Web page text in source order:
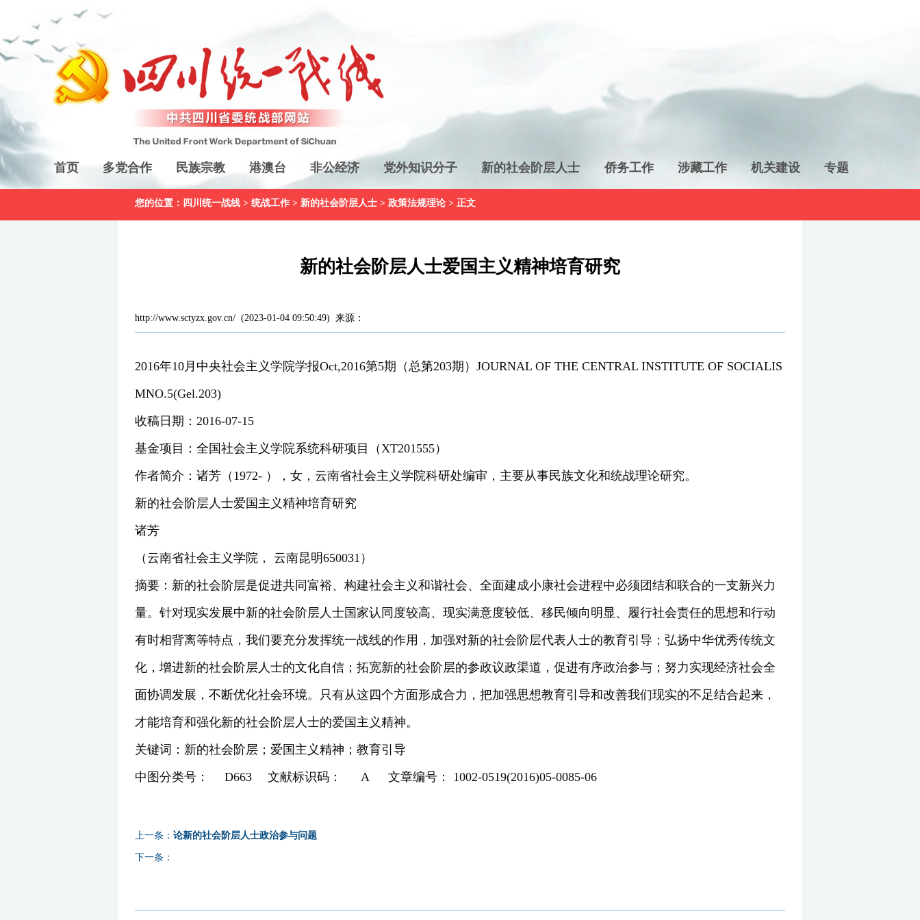
首页 多党合作 民族宗教 港澳台 非公经济 党外知识分子 新的社会阶层人士 侨务工作 涉藏工作 机关建设 专题
您的位置： 四川统一战线 > 统战工作 > 新的社会阶层人士 > 政策法规理论 > 正文
新的社会阶层人士爱国主义精神培育研究
http://www.sctyzx.gov.cn/ (2023-01-04 09:50:49) 来源：
2016年10月中央社会主义学院学报Oct,2016第5期（总第203期）JOURNAL OF THE CENTRAL INSTITUTE OF SOCIALIS
MNO.5(Gel.203)
收稿日期：2016-07-15
基金项目：全国社会主义学院系统科研项目（XT201555）
作者简介：诸芳（1972- ），女，云南省社会主义学院科研处编审，主要从事民族文化和统战理论研究。
新的社会阶层人士爱国主义精神培育研究
诸芳
（云南省社会主义学院， 云南昆明650031）
摘要：新的社会阶层是促进共同富裕、构建社会主义和谐社会、全面建成小康社会进程中必须团结和联合的一支新兴力
量。针对现实发展中新的社会阶层人士国家认同度较高、现实满意度较低、移民倾向明显、履行社会责任的思想和行动
有时相背离等特点，我们要充分发挥统一战线的作用，加强对新的社会阶层代表人士的教育引导；弘扬中华优秀传统文
化，增进新的社会阶层人士的文化自信；拓宽新的社会阶层的参政议政渠道，促进有序政治参与；努力实现经济社会全
面协调发展，不断优化社会环境。只有从这四个方面形成合力，把加强思想教育引导和改善我们现实的不足结合起来，
才能培育和强化新的社会阶层人士的爱国主义精神。
关键词：新的社会阶层；爱国主义精神；教育引导
中图分类号： D663 文献标识码： A 文章编号： 1002-0519(2016)05-0085-06
上一条： 论新的社会阶层人士政治参与问题
下一条：